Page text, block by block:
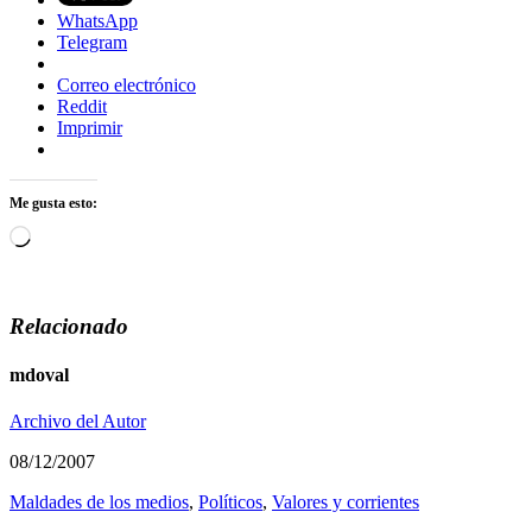
WhatsApp
Telegram
Correo electrónico
Reddit
Imprimir
Me gusta esto:
Cargando...
Relacionado
mdoval
Archivo del Autor
08/12/2007
Maldades de los medios, Polí­ticos, Valores y corrientes